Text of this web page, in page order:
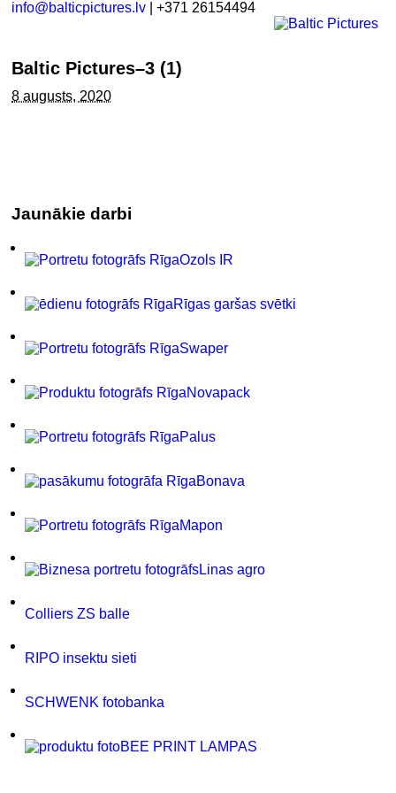
info@balticpictures.lv | +371 26154494
Baltic Pictures–3 (1)
8 augusts, 2020
Jaunākie darbi
Ozols IR
Rīgas garšas svētki
Swaper
Novapack
Palus
Bonava
Mapon
Linas agro
Colliers ZS balle
RIPO insektu sieti
SCHWENK fotobanka
BEE PRINT LAMPAS